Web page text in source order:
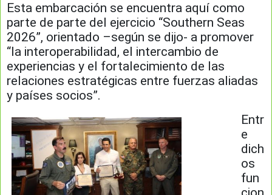
Esta embarcación se encuentra aquí como
parte de parte del ejercicio “Southern Seas
2026”, orientado –según se dijo- a promover
“la interoperabilidad, el intercambio de
experiencias y el fortalecimiento de las
relaciones estratégicas entre fuerzas aliadas
y países socios”.
Entr
e
dich
os
fun